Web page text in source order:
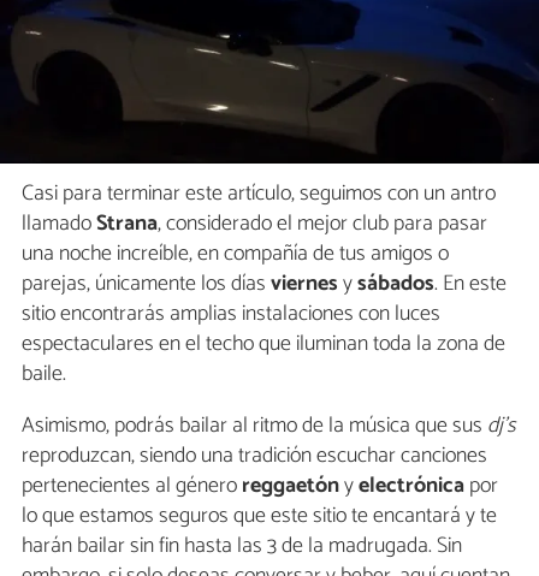
Casi para terminar este artículo, seguimos con un antro
llamadoStrana, considerado el mejor club para pasar
una noche increíble, en compañía de tus amigos o
parejas, únicamente los díasviernesysábados. En este
sitio encontrarás amplias instalaciones con luces
espectaculares en el techo que iluminan toda la zona de
baile.
Asimismo, podrás bailar al ritmo de la música que sus dj's
reproduzcan, siendo una tradición escuchar canciones
pertenecientes al géneroreggaetónyelectrónicapor
lo que estamos seguros que este sitio te encantará y te
harán bailar sin fin hasta las 3 de la madrugada. Sin